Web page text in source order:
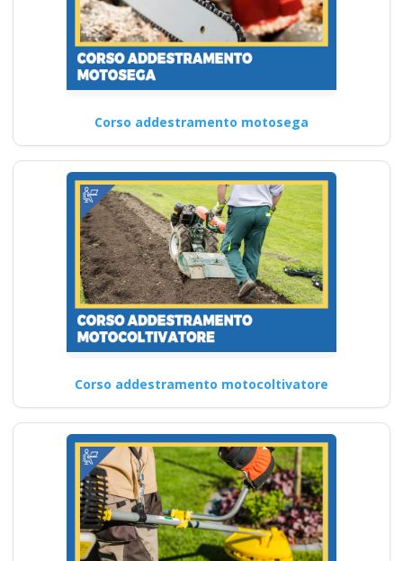
Corso addestramento motosega
Corso addestramento motocoltivatore